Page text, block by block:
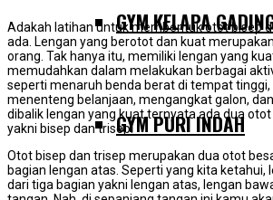
GYM KELAPA
GYM PURI INDAH
Adakah latihan untuk membentuk otot bisep
ada. Lengan yang berotot dan kuat
orang. Tak hanya itu, memiliki lengan yang
memudahkan dalam melakukan berbagai
seperti menaruh benda berat di tempat
menenteng belanjaan, mengangkat galon,
dibalik lengan yang kuat ternyata ada dua
yakni bisep dan trisep.
Otot bisep dan trisep merupakan dua otot
bagian lengan atas. Seperti yang kita ketahui,
dari tiga bagian yakni lengan atas, lengan